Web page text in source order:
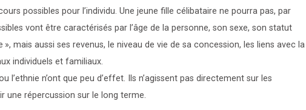
possibles pour l’individu. Une jeune fille célibataire ne pourra pas, par
vont être caractérisés par l’âge de la personne, son sexe, son statut
», mais aussi ses revenus, le niveau de vie de sa concession, les liens avec la
individuels et familiaux.
l’ethnie n’ont que peu d’effet. Ils n’agissent pas directement sur les
une répercussion sur le long terme.